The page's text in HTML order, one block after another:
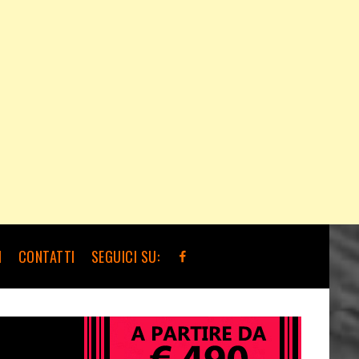
CONTATTI SEGUICI SU: